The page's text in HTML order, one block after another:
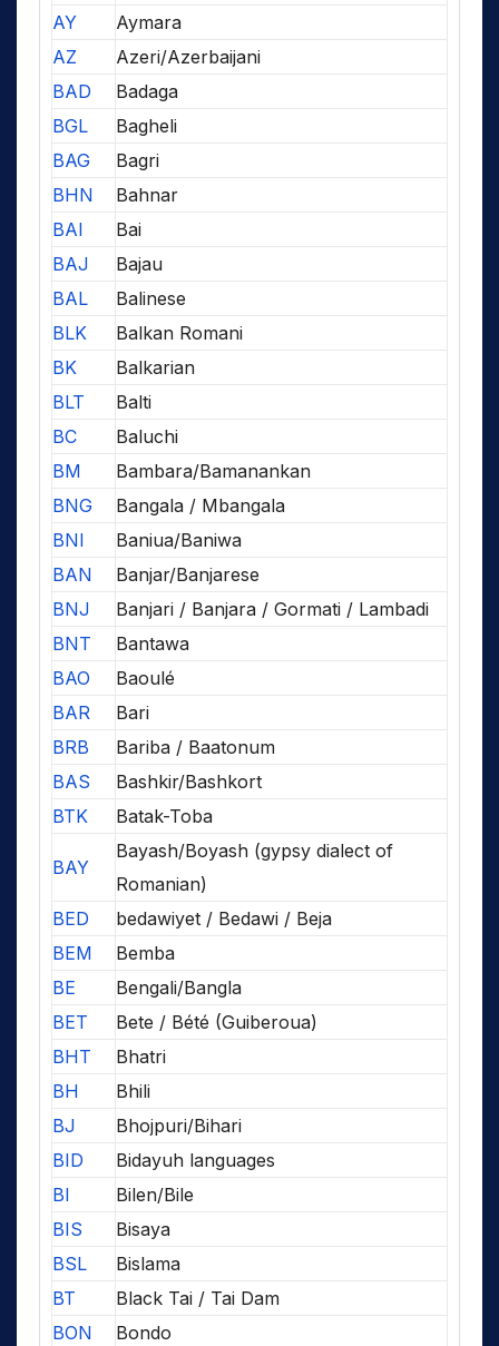
AY
Aymara
AZ
Azeri/Azerbaijani
BAD
Badaga
BGL
Bagheli
BAG
Bagri
BHN
Bahnar
BAI
Bai
BAJ
Bajau
BAL
Balinese
BLK
Balkan Romani
BK
Balkarian
BLT
Balti
BC
Baluchi
BM
Bambara/Bamanankan
BNG
Bangala / Mbangala
BNI
Baniua/Baniwa
BAN
Banjar/Banjarese
BNJ
Banjari / Banjara / Gormati / Lambadi
BNT
Bantawa
BAO
Baoulé
BAR
Bari
BRB
Bariba / Baatonum
BAS
Bashkir/Bashkort
BTK
Batak-Toba
BAY
Bayash/Boyash (gypsy dialect of
Romanian)
BED
bedawiyet / Bedawi / Beja
BEM
Bemba
BE
Bengali/Bangla
BET
Bete / Bété (Guiberoua)
BHT
Bhatri
BH
Bhili
BJ
Bhojpuri/Bihari
BID
Bidayuh languages
BI
Bilen/Bile
BIS
Bisaya
BSL
Bislama
BT
Black Tai / Tai Dam
BON
Bondo